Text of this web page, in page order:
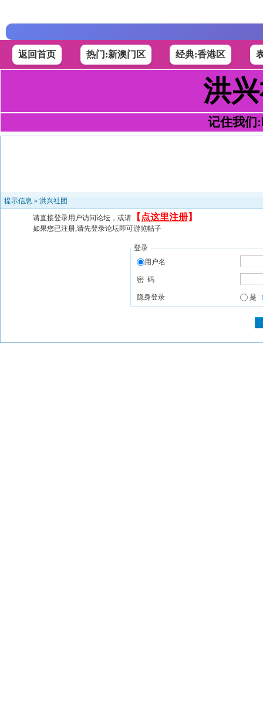
返回首页 热门:新澳门区 经典:香港区
洪
记住我们
提示信息 » 洪兴社团
请直接登录用户访问论坛，或请 【 点这里注册】
如果您已注册,请先登录论坛即可游览帖子
登录
用户名
密 码
隐身登录 是